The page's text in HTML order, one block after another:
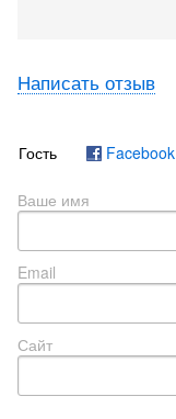
Написать отзыв
Гость Facebook
Ваше имя
Email
Сайт